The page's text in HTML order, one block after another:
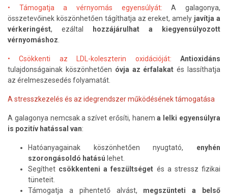
• Támogatja a vérnyomás egyensúlyát:A galagonya,
összetevőinek köszönhetően tágíthatja az ereket, amely javítja a
vérkeringést, ezáltal
hozzájárulhat a kiegyensúlyozott
vérnyomáshoz
• Csökkenti az LDL-koleszterin oxidációját: Antioxidáns
tulajdonságainak köszönhetően óvja az érfalakat és lassíthatja
az érelmeszesedés folyamatát.
A stresszkezelés és az idegrendszer működésének támogatása
A galagonya nemcsak a szívet erősíti, hanema lelki egyensúlyra
is pozitív hatással van:
Hatóanyagainak köszönhetően nyugtató, enyhén
szorongásoldó hatású lehet.
Segíthet csökkenteni a feszültséget és a stressz fizikai
tüneteit.
Támogatja a pihentető alvást, megszünteti a belső